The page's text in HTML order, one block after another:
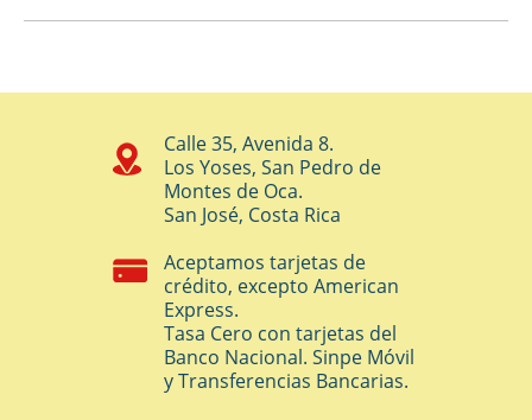
Calle 35, Avenida 8.
Los Yoses, San Pedro de
Montes de Oca.
San José, Costa Rica
Aceptamos tarjetas de
crédito, excepto American
Express.
Tasa Cero con tarjetas del
Banco Nacional. Sinpe Móvil
y Transferencias Bancarias.